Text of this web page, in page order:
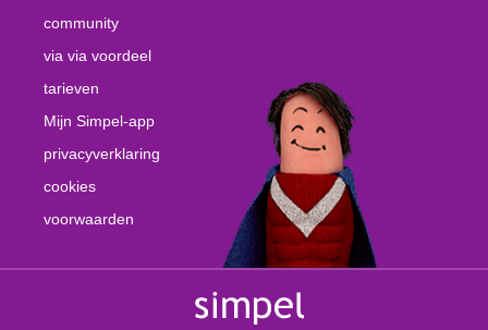
community
via via voordeel
tarieven
Mijn Simpel-app
privacyverklaring
cookies
voorwaarden